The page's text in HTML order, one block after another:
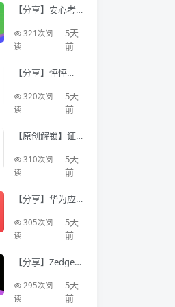
【分享】安心考
记工时统计出勤
数据
321次阅
读
5天
前
【分享】怦怦🔥A
恋人多模态互动
聊天工具🔥
320次阅
读
5天
前
【原创解锁】证
会员🔥标准尺寸
换底色美颜证件
310次阅
读
5天
前
【分享】华为应
不限制下载国际
软件⭕免登录
305次阅
读
5天
前
【分享】Zedge人
锁版⭐免费不限
次Ai生成⭐
295次阅
读
5天
前